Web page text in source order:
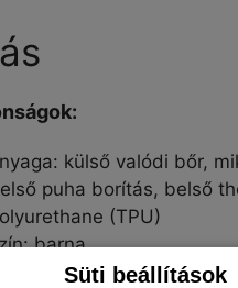
Süti beállítások
külső valódi bőr,
puha borítás, belső
(TPU)
barna
vezeték nélküli töltés: igen